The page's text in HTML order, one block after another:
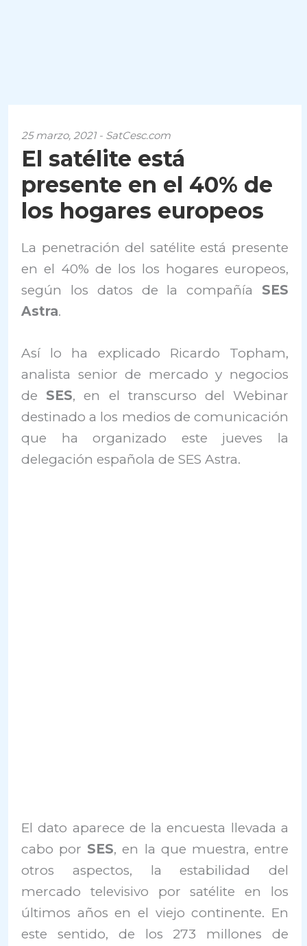
25 marzo, 2021 - SatCesc.com
El satélite está
presente en el 40% de
los hogares europeos
La penetración del satélite está presente
en el 40% de los los hogares europeos,
según los datos de la compañía SES
Astra.
Así lo ha explicado Ricardo Topham,
analista senior de mercado y negocios
de SES, en el transcurso del Webinar
destinado a los medios de comunicación
que ha organizado este jueves la
delegación española de SES Astra.
El dato aparece de la encuesta llevada a
cabo por SES, en la que muestra, entre
otros aspectos, la estabilidad del
mercado televisivo por satélite en los
últimos años en el viejo continente. En
este sentido, de los 273 millones de